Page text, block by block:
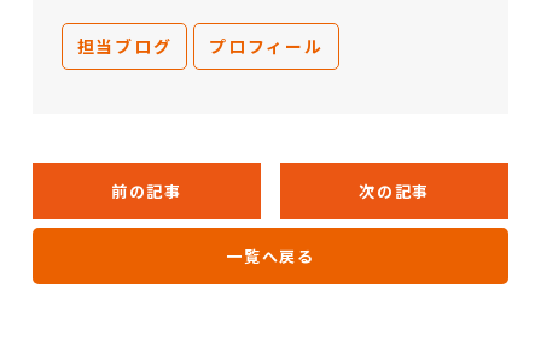
担当ブログ プロフィール
前の記事 次の記事
一覧へ戻る